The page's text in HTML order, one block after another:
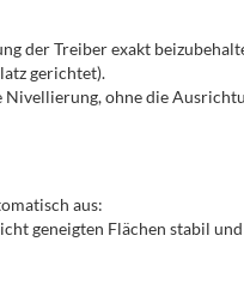
der Treiber exakt
gerichtet).
ohne die
aus:
geneigten Flächen stabil